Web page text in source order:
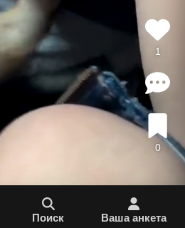
1
0
Поиск Вашa aнкета